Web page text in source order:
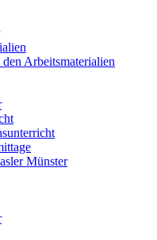
Arbeitsmaterialien
Münster